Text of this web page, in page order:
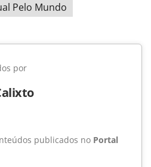
Pelo Mundo
por
publicados no Portal